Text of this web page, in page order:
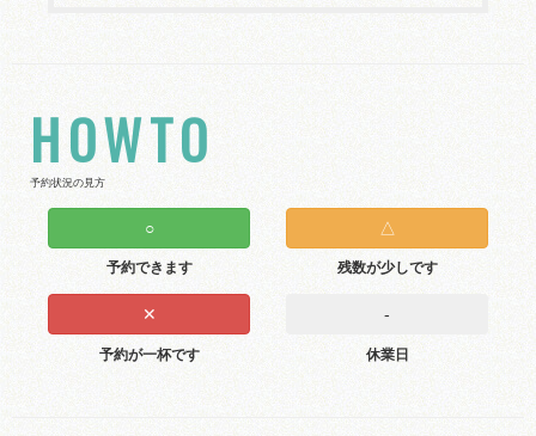
HOWTO
予約状況の見方
○
予約できます
△
残数が少しです
✕
予約が一杯です
-
休業日